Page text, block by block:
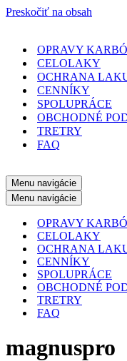
Preskočiť na obsah
OPRAVY
CELOLAKY
OCHRANA
CENNÍKY
SPOLUPRÁCE
OBCHODNÉ
TRETRY
FAQ
Menu navigácie
Menu navigácie
OPRAVY
CELOLAKY
OCHRANA
CENNÍKY
SPOLUPRÁCE
OBCHODNÉ
TRETRY
FAQ
magnuspro